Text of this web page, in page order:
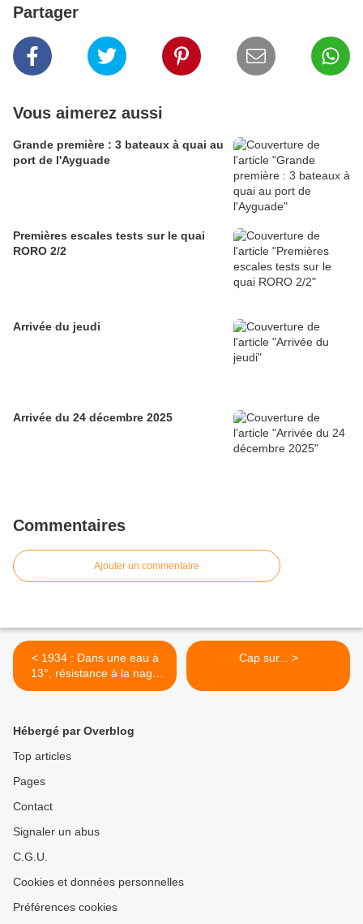
Partager
Vous aimerez aussi
Grande première : 3 bateaux à quai au
port de l'Ayguade
Premières escales tests sur le quai
RORO 2/2
Arrivée du jeudi
Arrivée du 24 décembre 2025
Commentaires
Ajouter un commentaire
< 1934 : Dans une eau à
13°, résistance à la nage
Noël 1933
Cap sur... >
Hébergé par Overblog
Top articles
Pages
Contact
Signaler un abus
C.G.U.
Cookies et données personnelles
Préférences cookies